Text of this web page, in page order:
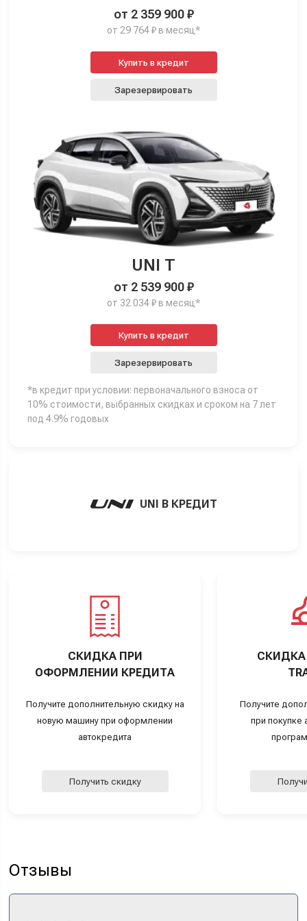
от 2 359 900 ₽
от 29 764 ₽ в месяц*
Купить в кредит
Зарезервировать
UNI T
от 2 539 900 ₽
от 32 034 ₽ в месяц*
Купить в кредит
Зарезервировать
*в кредит при условии: первоначального взноса от
10% стоимости, выбранных скидках и сроком на 7 лет
под 4.9% годовых
UNI В КРЕДИТ
СКИДКА ПРИ
ОФОРМЛЕНИИ КРЕДИТА
Получите дополнительную скидку на
новую машину при оформлении
автокредита
Получить скидку
СКИДКА
Получите
при покупке
Отзывы